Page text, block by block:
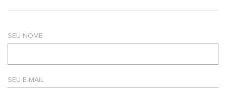
SEU NOME
SEU E-MAIL